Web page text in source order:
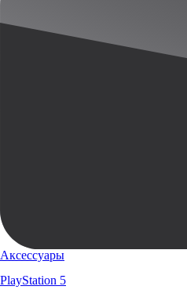
Аксессуары
PlayStation 5